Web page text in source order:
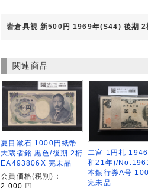
岩倉具視 新500円 1969年(S44) 後期
関連商品
夏目漱石 1000円紙幣
大蔵省銘 黒色/後期 2桁
EA493806X 完未品
会員価格(税別)：
2,000 円
二宮 1円札
和21年)/
本銀行券A号
完未品